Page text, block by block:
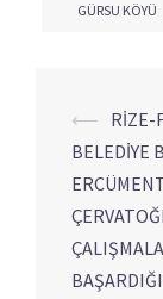
GÜRSU KÖYÜ
Yazı
⟵ RİZE-
BELEDİYE